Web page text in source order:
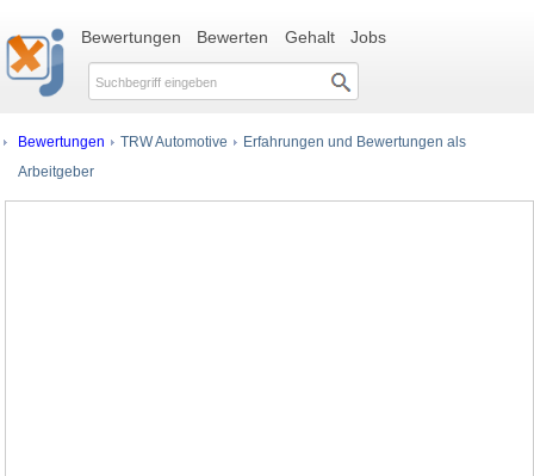
Bewertungen Bewerten Gehalt Jobs
Bewertungen TRW Automotive Erfahrungen und Bewertungen als
Arbeitgeber